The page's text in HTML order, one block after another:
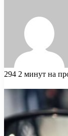
294 2 минут на